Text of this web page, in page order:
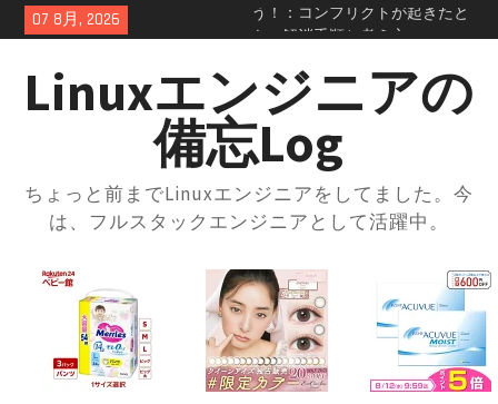
Skip
to
07 8月, 2026
GitHubの開発フローを学ぼ
う！：コンフリクトの正体を知
っておこう
GitHubのSquash and merge入門
｜コミット履歴をスッキリさせ
よう
GitHubプルリクエスト実践ガイ
ド｜レビューの進め方とマージ
方法・トラブル対応まで解説
GitHubの開発フローを学ぼう！
方入門
GitHubとは？登録方法からリポ
ジトリ・ブランチの使い方まで
徹底解説
docker-compose × .envファイル
で環境切り替え｜実践的な使い
Linuxエンジニアの
備忘Log
ちょっと前までLinuxエンジニアをしてました。今
は、フルスタックエンジニアとして活躍中。